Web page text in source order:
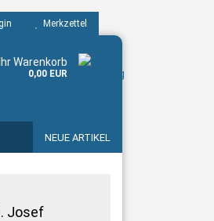
Merkzettel
Ihr Warenkorb
0,00 EUR
NEUE ARTIKEL
Josef